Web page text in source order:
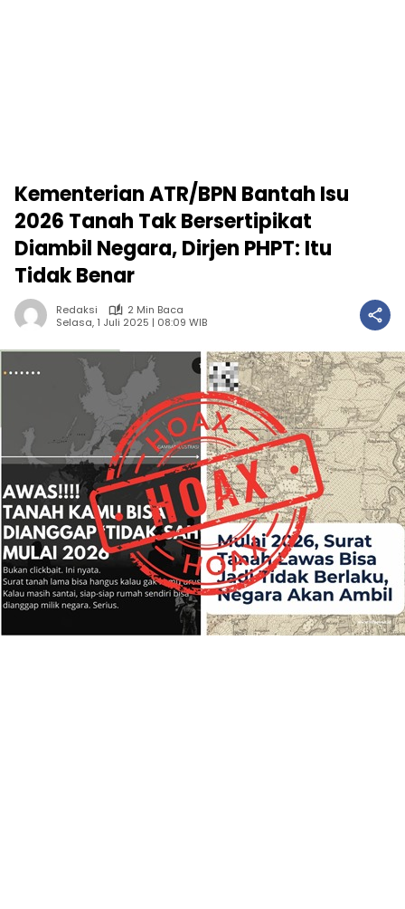
Kementerian ATR/BPN Bantah Isu
2026 Tanah Tak Bersertipikat
Diambil Negara, Dirjen PHPT: Itu
Tidak Benar
Redaksi
2 Min Baca
Selasa, 1 Juli 2025 | 08:09 WIB